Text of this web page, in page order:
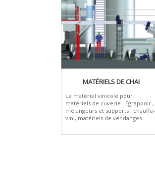
MATÉRIELS DE CHAI
Le matériel vinicole pour
matériels de cuverie : Egrappoir ,
mélangeurs et supports , chauffe-
vin , matériels de vendanges.